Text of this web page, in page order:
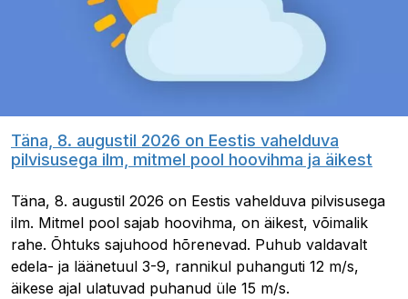
Täna, 8. augustil 2026 on Eestis vahelduva
pilvisusega ilm, mitmel pool hoovihma ja äikest
Täna, 8. augustil 2026 on Eestis vahelduva pilvisusega
ilm. Mitmel pool sajab hoovihma, on äikest, võimalik
rahe. Õhtuks sajuhood hõrenevad. Puhub valdavalt
edela- ja läänetuul 3-9, rannikul puhanguti 12 m/s,
äikese ajal ulatuvad puhanud üle 15 m/s.